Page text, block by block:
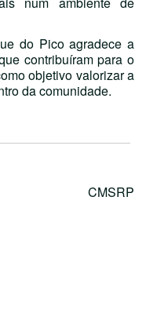
do Pico agradece a
contribuíram para o
objetivo valorizar a
da comunidade.
CMSRP